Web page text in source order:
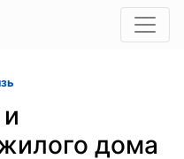
дома